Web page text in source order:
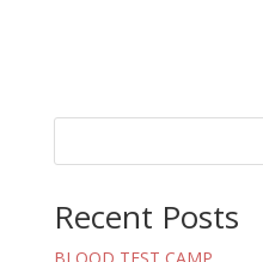
Recent Posts